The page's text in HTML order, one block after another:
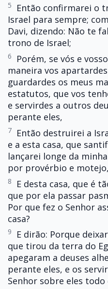
5
Então confirmarei o
Israel para sempre;
Davi, dizendo: Não te
trono de Israel;
6
Porém, se vós e
maneira vos
guardardes os meus
estatutos, que vos
e servirdes a outros
perante eles,
7
Então destruirei a
e a esta casa, que
lançarei longe da
por provérbio e
8
E desta casa, que é
que por ela passar
Por que fez o Senhor
casa?
9
E dirão: Porque
que tirou da terra do
apegaram a deuses
perante eles, e os
Senhor sobre eles todo